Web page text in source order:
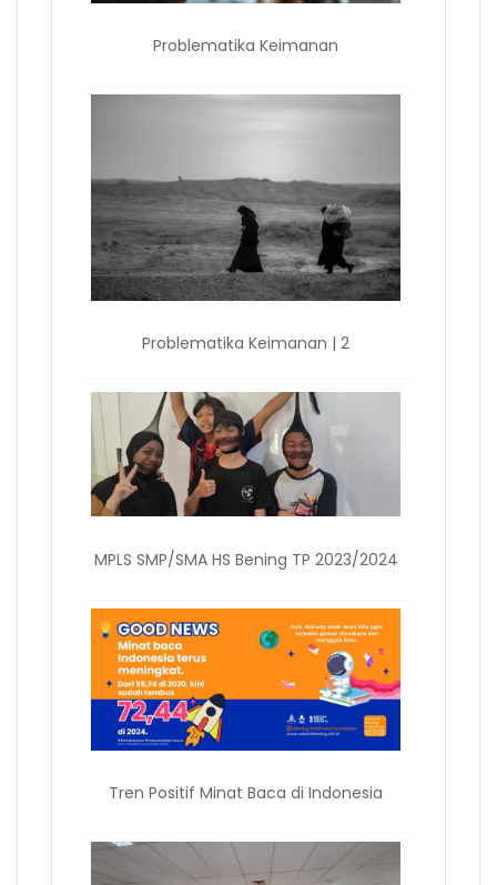
Problematika Keimanan
Problematika Keimanan | 2
MPLS SMP/SMA HS Bening TP 2023/2024
Tren Positif Minat Baca di Indonesia